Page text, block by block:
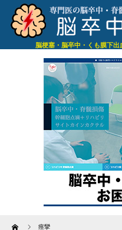
脳梗塞・脳卒中・くも膜下
Home 痙攣